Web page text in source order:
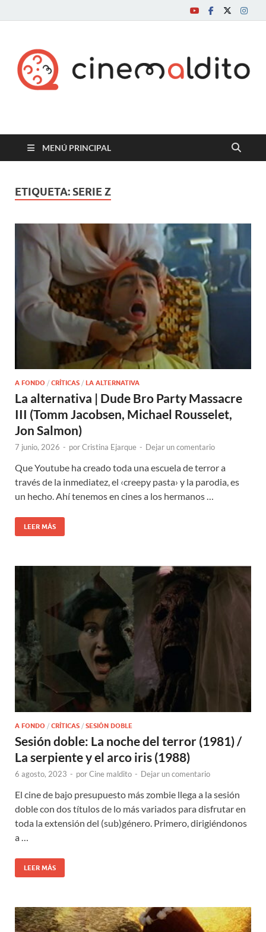
Cine maldito
MENÚ PRINCIPAL
ETIQUETA: SERIE Z
A FONDO / CRÍTICAS / LA ALTERNATIVA
La alternativa | Dude Bro Party Massacre
III (Tomm Jacobsen, Michael Rousselet,
Jon Salmon)
7 junio, 2026 - porCristina Ejarque - Dejar un comentario
Que Youtube ha creado toda una escuela de terror a
través de la inmediatez, el ‹creepy pasta› y la parodia, es
un hecho. Ahí tenemos en cines a los hermanos …
LEER MÁS
A FONDO / CRÍTICAS / SESIÓN DOBLE
Sesión doble: La noche del terror (1981) /
La serpiente y el arco iris (1988)
6 agosto, 2023 - porCine maldito - Dejar un comentario
El cine de bajo presupuesto más zombie llega a la sesión
doble con dos títulos de lo más variados para disfrutar en
toda la extensión del (sub)género. Primero, dirigiéndonos
a …
LEER MÁS